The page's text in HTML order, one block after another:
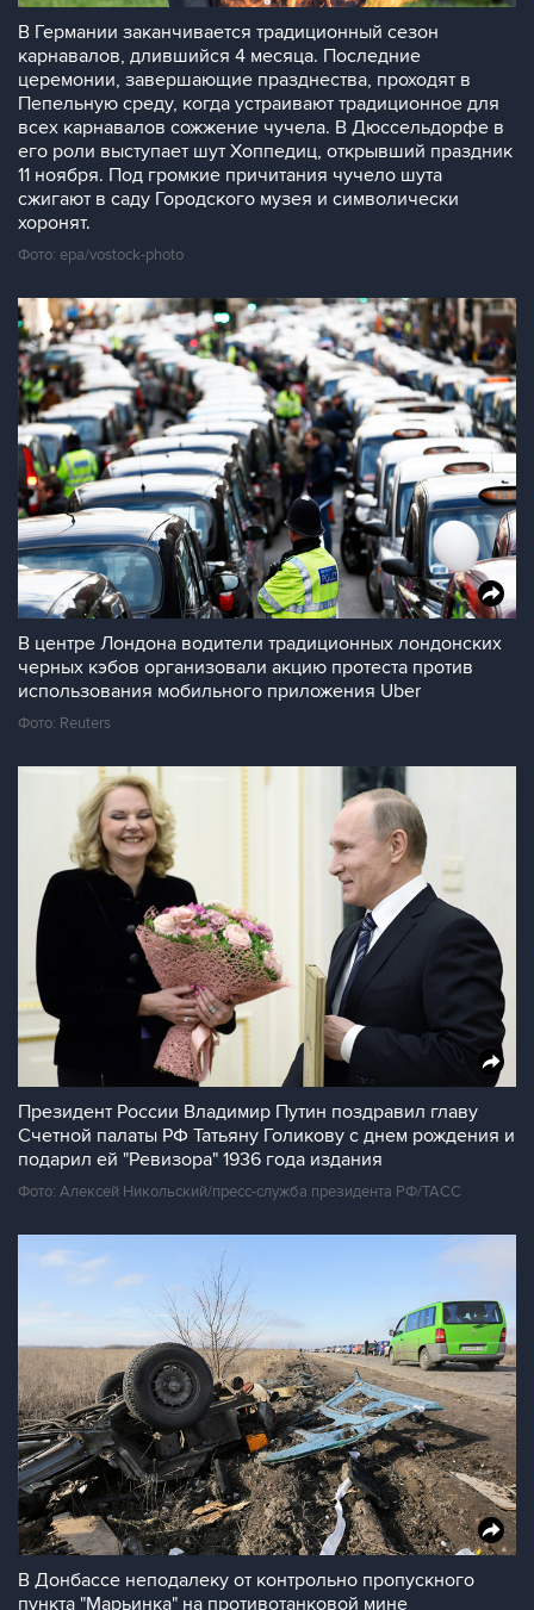
В Германии заканчивается традиционный сезон
карнавалов, длившийся 4 месяца. Последние
церемонии, завершающие празднества, проходят в
Пепельную среду, когда устраивают традиционное для
всех карнавалов сожжение чучела. В Дюссельдорфе в
его роли выступает шут Хоппедиц, открывший праздник
11 ноября. Под громкие причитания чучело шута
сжигают в саду Городского музея и символически
хоронят.
Фото: epa/vostock-photo
В центре Лондона водители традиционных лондонских
черных кэбов организовали акцию протеста против
использования мобильного приложения Uber
Фото: Reuters
Президент России Владимир Путин поздравил главу
Счетной палаты РФ Татьяну Голикову с днем рождения и
подарил ей "Ревизора" 1936 года издания
Фото: Алексей Никольский/пресс-служба президента РФ/ТАСС
В Донбассе неподалеку от контрольно пропускного
пункта "Марьинка" на противотанковой мине